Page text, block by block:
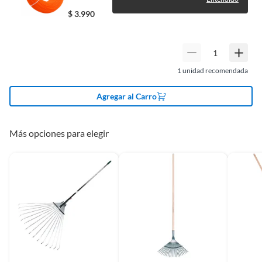
125
$3.990
1unidad recomendada
Agregar al Carro
Más opciones para elegir